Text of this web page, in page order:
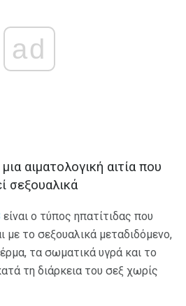
ad
αιματολογική αιτία που
σεξουαλικά
είναι ο τύπος ηπατίτιδας που
με το σεξουαλικά μεταδιδόμενο,
τα σωματικά υγρά και το
τη διάρκεια του σεξ χωρίς